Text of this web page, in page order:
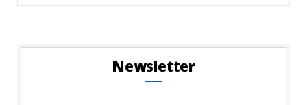
for:
Newsletter